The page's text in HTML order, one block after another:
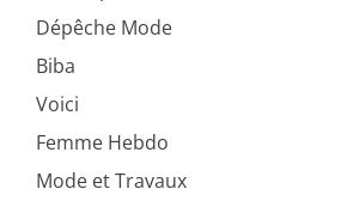
Dépêche Mode
Biba
Voici
Femme Hebdo
Mode et Travaux